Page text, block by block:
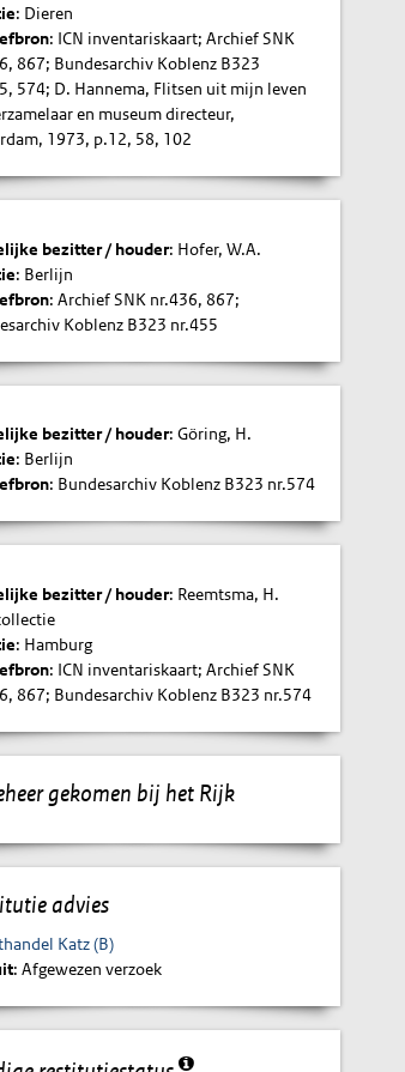
: Dieren
: ICN inventariskaart; Archief SNK
867; Bundesarchiv Koblenz B323
574; D. Hannema, Flitsen uit mijn leven
en museum directeur,
1973, p.12, 58, 102
bezitter / houder: Hofer, W.A.
: Berlijn
: Archief SNK nr.436, 867;
Koblenz B323 nr.455
bezitter / houder: Göring, H.
: Berlijn
: Bundesarchiv Koblenz B323 nr.574
bezitter / houder: Reemtsma, H.
: Hamburg
: ICN inventariskaart; Archief SNK
867; Bundesarchiv Koblenz B323 nr.574
gekomen bij het Rijk
advies
Katz (B)
: Afgewezen verzoek